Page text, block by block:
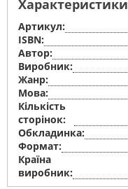
Характеристики
Артикул:
ISBN:
Автор:
Виробник:
Жанр:
Мова:
Кількість
сторінок:
Обкладинка:
Формат:
Країна
виробник: